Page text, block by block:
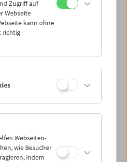
Karner realisierte Groteske zu
psychischen Defekten besteht
surrealer Szenen. Inmitten
Pappkulissen und mit bewusst
wird die Geschichte eines
mit Mutterkomplex
Weber)
Kulturerbe digital
Zugriff auf
Webseite
kann ohne
richtig
Webseiten-
wie Besucher
indem